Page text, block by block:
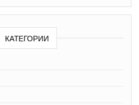
КАТЕГОРИИ